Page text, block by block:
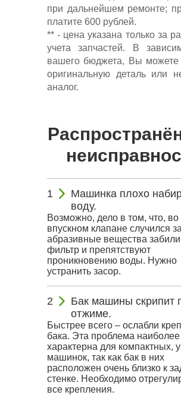
при дальнейшем ремонте;
платите 600 рублей.
** - цена указана только за
учета запчастей. В
вашего бюджета, Вы можете
оригинальную деталь или
аналог.
Машинка плохо
воду.
Возможно, дело в том, что, во
впускном клапане случился
абразивные вещества забили
фильтр и препятствуют
проникновению воды. Нужно
устранить засор.
Бак машины скрипит
отжиме.
Быстрее всего – ослабли
бака. Эта проблема наиболее
характерна для компактных,
машинок, так как бак в них
расположен очень близко к
стенке. Необходимо
все крепления.